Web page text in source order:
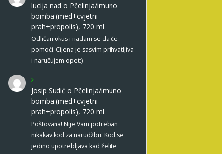
lucija nad o Pčelinja/imuno
bomba (med+cvjetni
prah+propolis), 720 ml
Odličan okus i nadam se da će
pomoći. Cijena je sasvim prihvatljiva
i naručujem opet:)
Josip Sudić o Pčelinja/imuno
bomba (med+cvjetni
prah+propolis), 720 ml
Poštovana! Nije Vam potreban
nikakav kod za narudžbu. Kod se
jedino upotrebljava kad želite